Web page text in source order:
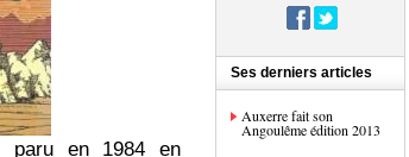
paru en 1984 en
Ses derniers articles
Auxerre fait son
Angoulême édition 2013